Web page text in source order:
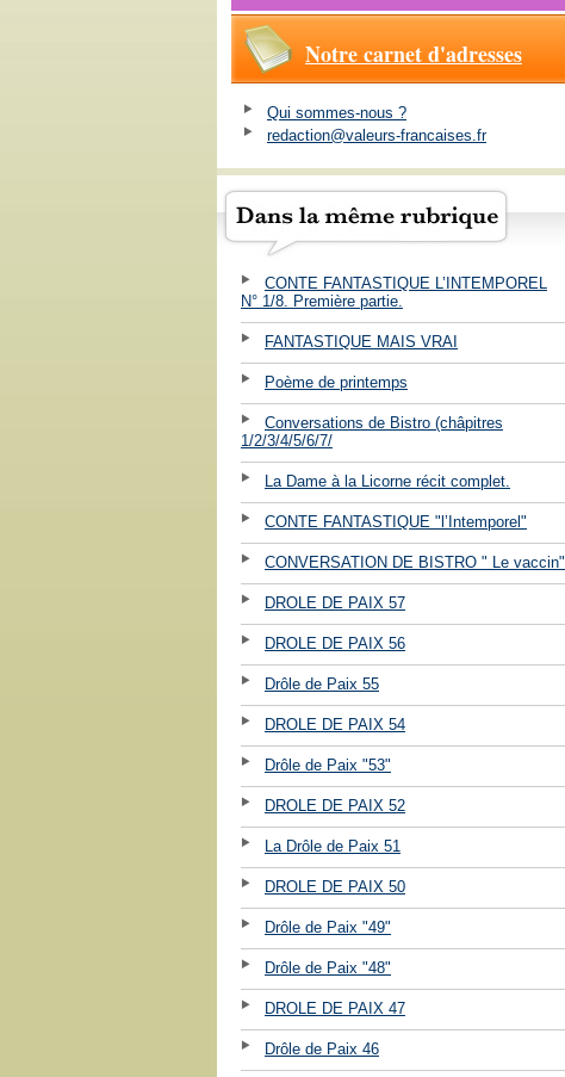
Notre carnet d'adresses
Qui sommes-nous ?
redaction@valeurs-francaises.fr
CONTE FANTASTIQUE L’INTEMPOREL
N° 1/8. Première partie.
FANTASTIQUE MAIS VRAI
Poème de printemps
Conversations de Bistro (châpitres
1/2/3/4/5/6/7/
La Dame à la Licorne récit complet.
CONTE FANTASTIQUE "l’Intemporel"
CONVERSATION DE BISTRO " Le vaccin"
DROLE DE PAIX 57
DROLE DE PAIX 56
Drôle de Paix 55
DROLE DE PAIX 54
Drôle de Paix "53"
DROLE DE PAIX 52
La Drôle de Paix 51
DROLE DE PAIX 50
Drôle de Paix "49"
Drôle de Paix "48"
DROLE DE PAIX 47
Drôle de Paix 46